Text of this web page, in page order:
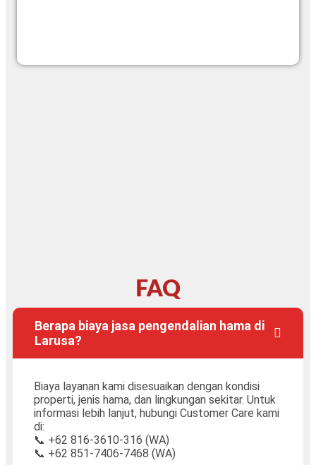
FAQ
Berapa biaya jasa pengendalian hama di
Larusa?
Biaya layanan kami disesuaikan dengan kondisi
properti, jenis hama, dan lingkungan sekitar. Untuk
informasi lebih lanjut, hubungi Customer Care kami
di:
📞 +62 816-3610-316 (WA)
📞 +62 851-7406-7468 (WA)